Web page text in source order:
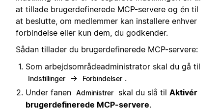
at tillade brugerdefinerede MCP-servere og én til
at beslutte, om medlemmer kan installere enhver
forbindelse eller kun dem, du godkender.
Sådan tillader du brugerdefinerede MCP-servere:
Som arbejdsområdeadministrator skal du gå til
Indstillinger → Forbindelser .
Under fanen Administrer skal du slå til Aktivér
brugerdefinerede MCP-servere.